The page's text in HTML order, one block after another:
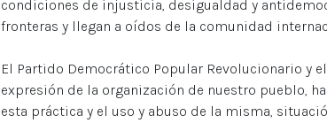
condiciones de injusticia, desigualdad y
fronteras y llegan a oídos de la comunidad
El Partido Democrático Popular Revolucionario y
expresión de la organización de nuestro pueblo,
esta práctica y el uso y abuso de la misma,